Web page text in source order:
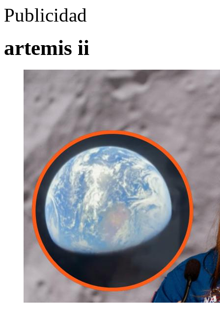
Publicidad
artemis ii